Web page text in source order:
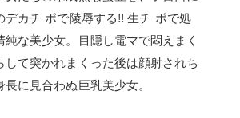
デカチ ポで陵辱する!! 生チ ポで処
な美少女。目隠し電マで悶えまく
して突かれまくった後は顔射されち
に見合わぬ巨乳美少女。